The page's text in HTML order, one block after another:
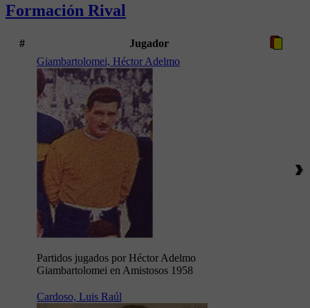
Formación Rival
#
Jugador
Giambartolomei, Héctor Adelmo
Partidos jugados por Héctor Adelmo
Giambartolomei en Amistosos 1958
Cardoso, Luis Raúl